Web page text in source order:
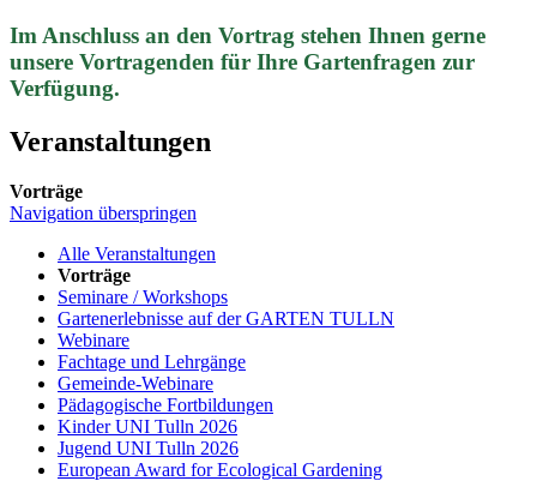
Im Anschluss an den Vortrag stehen Ihnen gerne
unsere Vortragenden für Ihre Gartenfragen zur
Verfügung.
Veranstaltungen
Vorträge
Navigation überspringen
Alle Veranstaltungen
Vorträge
Seminare / Workshops
Gartenerlebnisse auf der GARTEN TULLN
Webinare
Fachtage und Lehrgänge
Gemeinde-Webinare
Pädagogische Fortbildungen
Kinder UNI Tulln 2026
Jugend UNI Tulln 2026
European Award for Ecological Gardening